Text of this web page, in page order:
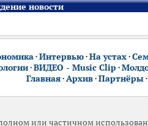
новости
·Интервью·На устах·
·ВИДЕО - Music Clip ·
Главная·Архив·Партнёры·
или частичном